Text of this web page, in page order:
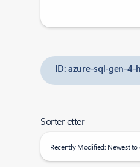
ID: azure-sql-gen-4-
Sorter etter
Recently Modified: Newest to